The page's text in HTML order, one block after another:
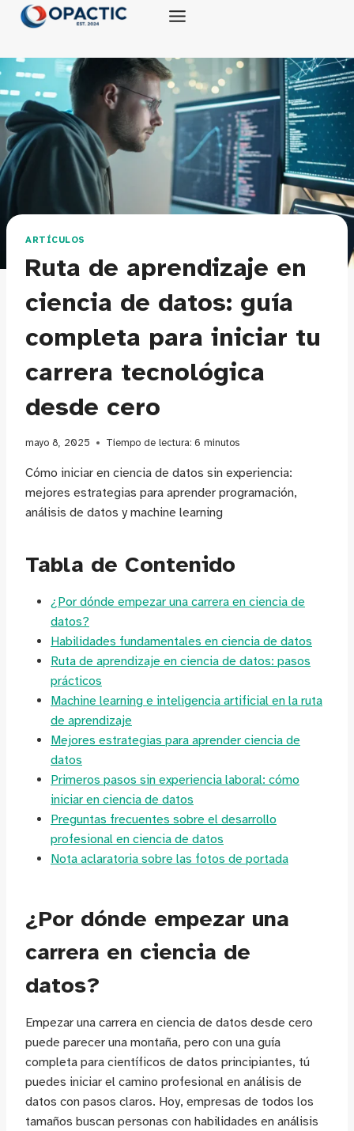
Saltar
ARTÍCULOS
Ruta de aprendizaje en
ciencia de datos: guía
completa para iniciar tu
carrera tecnológica
desde cero
mayo 8, 2025 Tiempo de lectura: 6 minutos
Cómo iniciar en ciencia de datos sin experiencia:
mejores estrategias para aprender programación,
análisis de datos y machine learning
Tabla de Contenido
¿Por dónde empezar una carrera en ciencia de
datos?
Habilidades fundamentales en ciencia de datos
Ruta de aprendizaje en ciencia de datos: pasos
prácticos
Machine learning e inteligencia artificial en la ruta
de aprendizaje
Mejores estrategias para aprender ciencia de
datos
Primeros pasos sin experiencia laboral: cómo
iniciar en ciencia de datos
Preguntas frecuentes sobre el desarrollo
profesional en ciencia de datos
Nota aclaratoria sobre las fotos de portada
¿Por dónde empezar una
carrera en ciencia de
datos?
Empezar una carrera en ciencia de datos desde cero
puede parecer una montaña, pero con una guía
completa para científicos de datos principiantes, tú
puedes iniciar el camino profesional en análisis de
datos con pasos claros. Hoy, empresas de todos los
tamaños buscan personas con habilidades en análisis